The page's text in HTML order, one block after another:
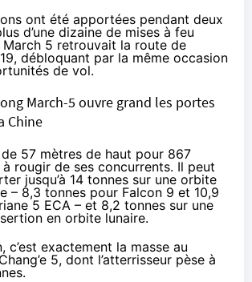
ont été apportées pendant deux
d’une dizaine de mises à feu
5 retrouvait la route de
débloquant par la même occasion
de vol.
March-5 ouvre grand les portes
Chine
57 mètres de haut pour 867
à rougir de ses concurrents. Il peut
jusqu’à 14 tonnes sur une orbite
– 8,3 tonnes pour Falcon 9 et 10,9
5 ECA – et 8,2 tonnes sur une
en orbite lunaire.
c’est exactement la masse au
5, dont l’atterrisseur pèse à